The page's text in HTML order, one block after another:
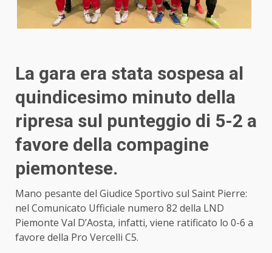
La gara era stata sospesa al
quindicesimo minuto della
ripresa sul punteggio di 5-2 a
favore della compagine
piemontese.
Mano pesante del Giudice Sportivo sul Saint Pierre:
nel Comunicato Ufficiale numero 82 della LND
Piemonte Val D’Aosta, infatti, viene ratificato lo 0-6 a
favore della Pro Vercelli C5.